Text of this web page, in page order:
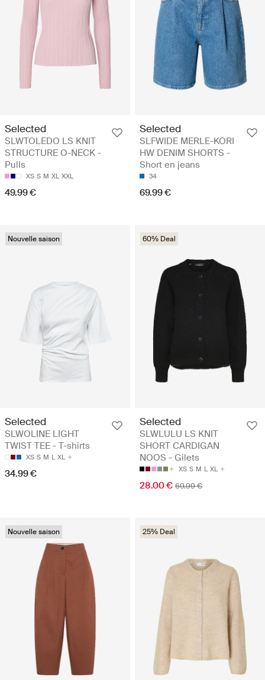
Selected
SLWTOLEDO LS KNIT
STRUCTURE O-NECK -
Pulls
XS S M XL XXL
49.99 €
Selected
SLFWIDE MERLE-KORI
HW DENIM SHORTS -
Short en jeans
34
69.99 €
Nouvelle saison
Selected
SLWOLINE LIGHT
TWIST TEE - T-shirts
XS S M L XL
34.99 €
60% Deal
Selected
SLWLULU LS KNIT
SHORT CARDIGAN
NOOS - Gilets
XS S M L XL
28.00 € 69.99 €
Nouvelle saison 25% Deal